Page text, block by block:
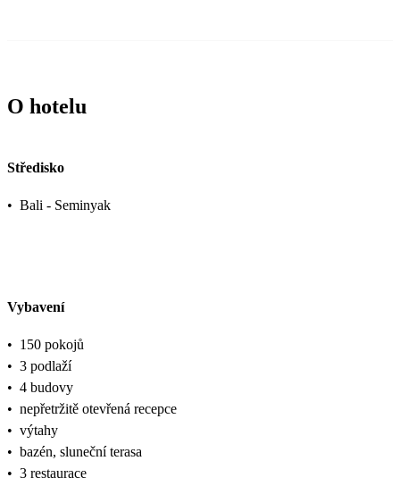
O hotelu
Středisko
• Bali - Seminyak
Vybavení
• 150 pokojů
• 3 podlaží
• 4 budovy
• nepřetržitě otevřená recepce
• výtahy
• bazén, sluneční terasa
• 3 restaurace